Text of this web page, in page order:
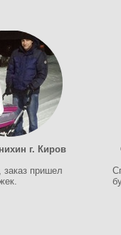
г. Киров
пришел